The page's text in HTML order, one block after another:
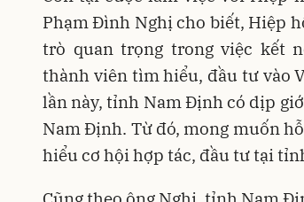
Phạm Đình Nghị cho biết, Hiệp
trò quan trọng trong việc kết
thành viên tìm hiểu, đầu tư vào
lần này, tỉnh Nam Định có dịp
Nam Định. Từ đó, mong muốn
hiểu cơ hội hợp tác, đầu tư tại